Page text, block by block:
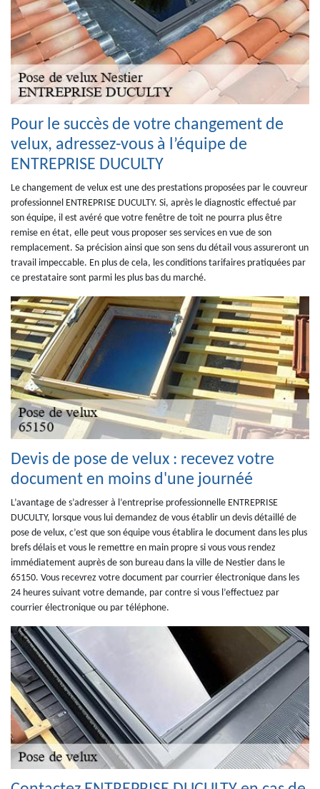
Pour le succès de votre changement de
velux, adressez-vous à l’équipe de
ENTREPRISE DUCULTY
Le changement de velux est une des prestations proposées par le couvreur
professionnel ENTREPRISE DUCULTY. Si, après le diagnostic effectué par
son équipe, il est avéré que votre fenêtre de toit ne pourra plus être
remise en état, elle peut vous proposer ses services en vue de son
remplacement. Sa précision ainsi que son sens du détail vous assureront un
travail impeccable. En plus de cela, les conditions tarifaires pratiquées par
ce prestataire sont parmi les plus bas du marché.
Devis de pose de velux : recevez votre
document en moins d'une journéé
L’avantage de s’adresser à l’entreprise professionnelle ENTREPRISE
DUCULTY, lorsque vous lui demandez de vous établir un devis détaillé de
pose de velux, c’est que son équipe vous établira le document dans les plus
brefs délais et vous le remettre en main propre si vous vous rendez
immédiatement auprès de son bureau dans la ville de Nestier dans le
65150. Vous recevrez votre document par courrier électronique dans les
24 heures suivant votre demande, par contre si vous l’effectuez par
courrier électronique ou par téléphone.